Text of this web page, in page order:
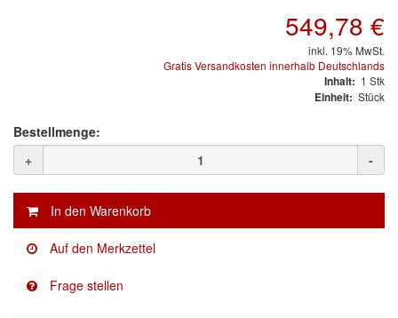
(2)
KWASNY
(8)
Mirka
549,78 €
inkl. 19% MwSt.
Gratis Versandkosten innerhalb Deutschlands
Inhalt: 1 Stk
Einheit: Stück
Bestellmenge:
+
-